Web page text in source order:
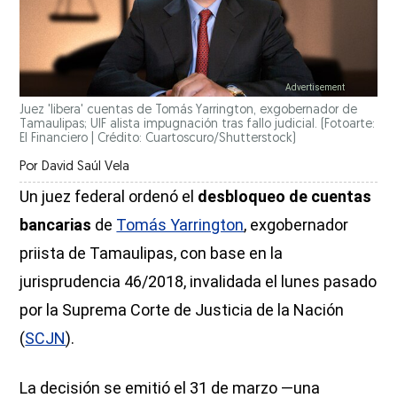
Juez 'libera' cuentas de Tomás Yarrington, exgobernador de
Tamaulipas; UIF alista impugnación tras fallo judicial. (Fotoarte:
El Financiero | Crédito: Cuartoscuro/Shutterstock)
Por David Saúl Vela
Un juez federal ordenó el desbloqueo de cuentas
bancarias de Tomás Yarrington, exgobernador
priista de Tamaulipas, con base en la
jurisprudencia 46/2018, invalidada el lunes pasado
por la Suprema Corte de Justicia de la Nación
(SCJN).
La decisión se emitió el 31 de marzo —una